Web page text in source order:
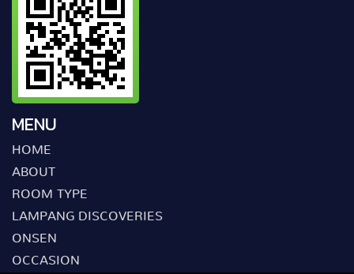
MENU
HOME
ABOUT
ROOM TYPE
LAMPANG DISCOVERIES
ONSEN
OCCASION